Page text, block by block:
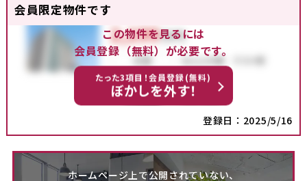
会員限定物件です
この物件を見るには
会員登録（無料）が必要です。
たった3項目！会員登録(無料)
ぼかしを外す！
登録日：2025/5/16
ホームページ上で公開されていない、